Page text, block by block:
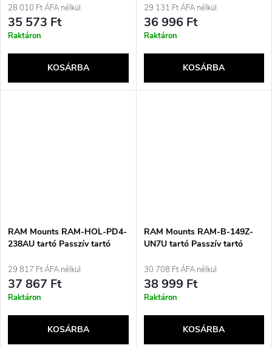
28 010 Ft ÁFA nélkül
35 573 Ft
Raktáron
KOSÁRBA
Černá
29 131 Ft ÁFA nélkül
36 996 Ft
Raktáron
KOSÁRBA
RAM Mounts RAM-HOL-PD4-
238AU tartó Passzív tartó
fekete
29 817 Ft ÁFA nélkül
37 867 Ft
Raktáron
KOSÁRBA
RAM Mounts RAM-B-149Z-
UN7U tartó Passzív tartó
Fekete
30 708 Ft ÁFA nélkül
38 999 Ft
Raktáron
KOSÁRBA